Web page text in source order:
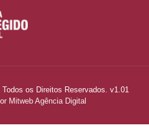
os Direitos Reservados. v1.01
Mitweb Agência Digital